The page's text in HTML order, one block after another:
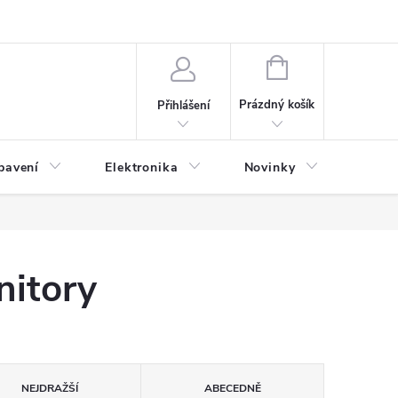
Přihlášení
NÁKUPNÍ
Prázdný košík
Elektronika Novinky
NEJDRAŽŠÍ ABECEDNĚ